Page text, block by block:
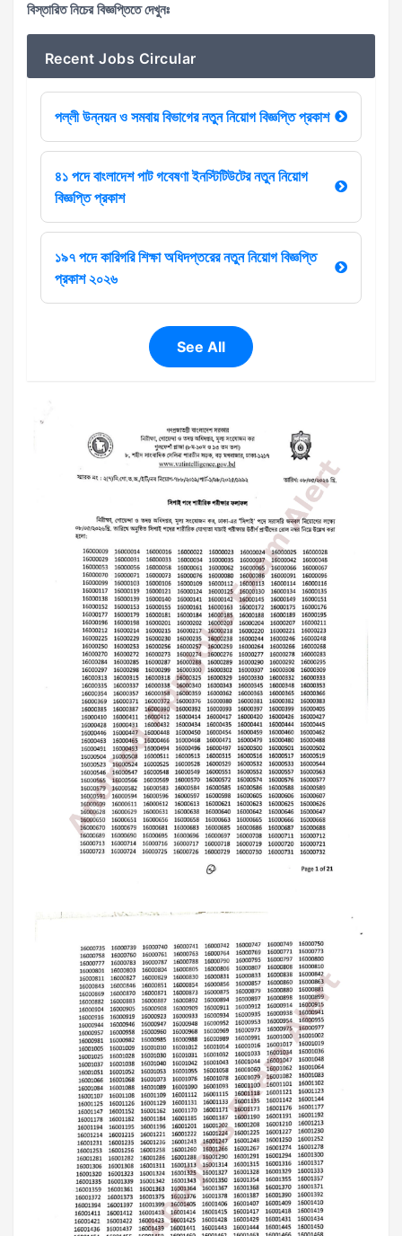
বিস্তারিত নিচের বিজ্ঞপ্তিতে দেখুনঃ
Recent Jobs Circular
পল্লী উন্নয়ন ও সমবায় বিভাগের নতুন নিয়োগ বিজ্ঞপ্তি প্রকাশ
৪১ পদে বাংলাদেশ পাট গবেষণা ইনস্টিটিউটের নতুন নিয়োগ
বিজ্ঞপ্তি প্রকাশ
১৯৭ পদে কারিগরি শিক্ষা অধিদপ্তরের নতুন নিয়োগ বিজ্ঞপ্তি
প্রকাশ ২০২৬
See All